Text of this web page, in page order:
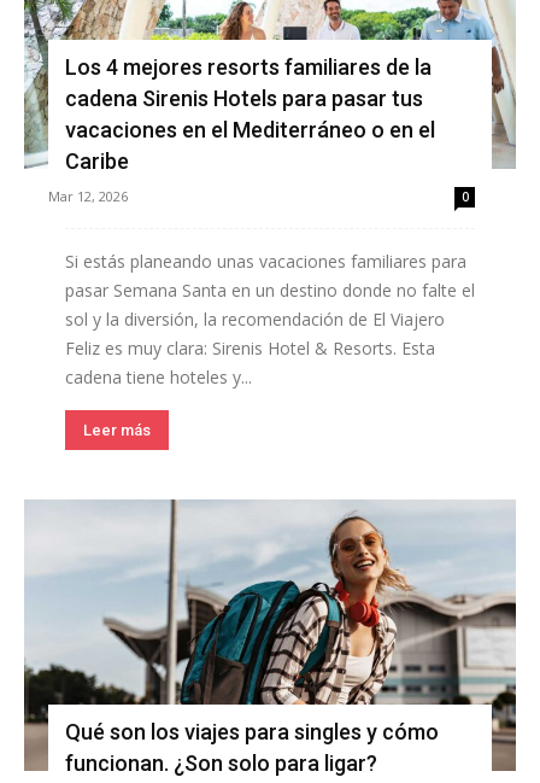
Los 4 mejores resorts familiares de la
cadena Sirenis Hotels para pasar tus
vacaciones en el Mediterráneo o en el
Caribe
Mar 12, 2026 0
Si estás planeando unas vacaciones familiares para
pasar Semana Santa en un destino donde no falte el
sol y la diversión, la recomendación de El Viajero
Feliz es muy clara: Sirenis Hotel & Resorts. Esta
cadena tiene hoteles y...
Leer más
Qué son los viajes para singles y cómo
funcionan. ¿Son solo para ligar?